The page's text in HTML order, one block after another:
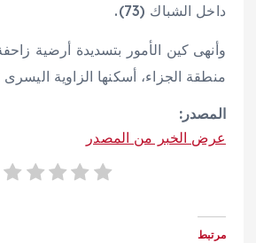
داخل الشباك (73).
وأنهى كين الأمور بتسديدة أرضية
منطقة الجزاء، أسكنها الزاوية اليسرى
المصدر:
عرض الخبر من المصدر
مرتبط